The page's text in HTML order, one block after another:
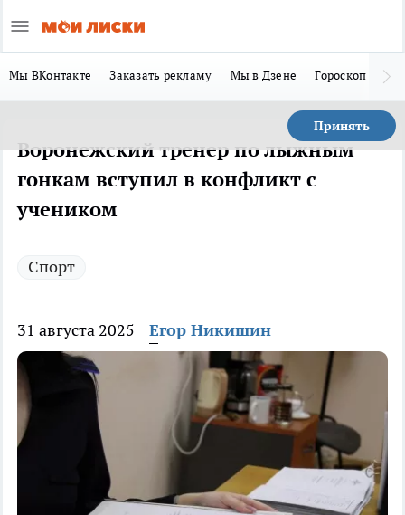
Мы ВКонтакте Заказать рекламу Мы в Дзене Гороскоп
Принять
Воронежский тренер по лыжным
гонкам вступил в конфликт с
учеником
Спорт
31 августа 2025 Егор Никишин